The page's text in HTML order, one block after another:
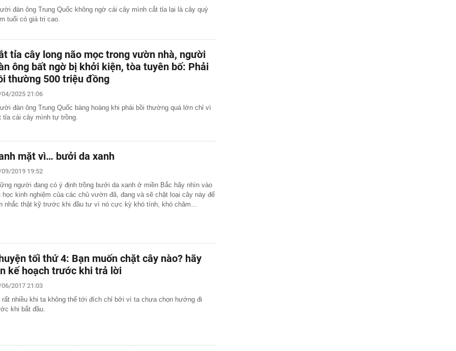
6 doanh nghiệp tăng trưởng, định giá hợp lý
từ cho vay, vì đâu Vietcombank có khoản lãi 2.900 tỷ
quỹ phúc lợi 174 tỷ đồng cho gần 1.700 nhân viên:
tháng tuổi, miễn học phí, hỗ trợ nửa tiền ăn
của MWG có thể mở hơn 1.000 cửa hàng trong
nhiều khả năng vượt kế hoạch
đàn ông Trung Quốc không ngờ cái cây mình cắt tỉa lại là cây quý
tuổi có giá trị cao.
tỉa cây long não mọc trong vườn nhà, người
ông bất ngờ bị khởi kiện, tòa tuyên bố: Phải
thường 500 triệu đồng
04/2025 21:06
đàn ông Trung Quốc bàng hoàng khi phải bồi thường quá lớn chỉ vì
tỉa cái cây mình tự trồng.
mặt vì… bưởi da xanh
09/2019 19:52
người đang có ý định trồng bưởi da xanh ở miền Bắc hãy nhìn vào
học kinh nghiệm của các chủ vườn đã, đang và sẽ chặt loại cây này để
nhắc thật kỹ trước khi đầu tư vì nó cực kỳ khó tính, khó chăm…
tối thứ 4: Bạn muốn chặt cây nào? hãy
kế hoạch trước khi trả lời
2017 21:03
rất nhiều khi ta không thể tới đích chỉ bởi vì ta chưa chọn hướng đi
khi bắt đầu.